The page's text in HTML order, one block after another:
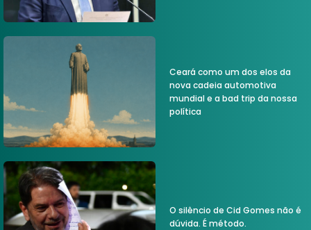
Ceará como um dos elos da
nova cadeia automotiva
mundial e a bad trip da nossa
política
O silêncio de Cid Gomes não é
dúvida. É método.